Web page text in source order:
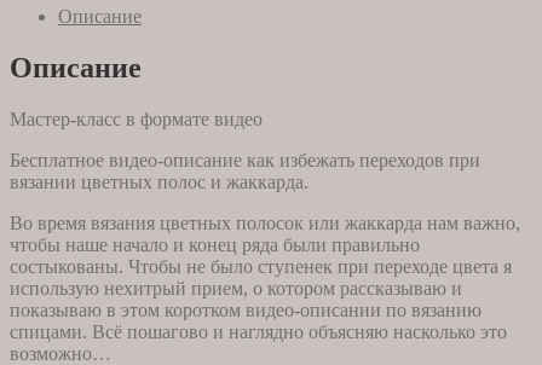
жаккард
без
переходов
смене
Бесплатный
мини
класс
Описание
Описание
Мастер-класс в формате видео
Бесплатное видео-описание как избежать переходов при
вязании цветных полос и жаккарда.
Во время вязания цветных полосок или жаккарда нам важно,
чтобы наше начало и конец ряда были правильно
состыкованы. Чтобы не было ступенек при переходе цвета я
использую нехитрый прием, о котором рассказываю и
показываю в этом коротком видео-описании по вязанию
спицами. Всё пошагово и наглядно объясняю насколько это
возможно…